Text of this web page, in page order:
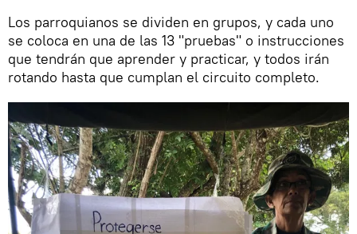
​Los parroquianos se dividen en grupos, y cada uno
se coloca en una de las 13 "pruebas" o instrucciones
que tendrán que aprender y practicar, y todos irán
rotando hasta que cumplan el circuito completo.